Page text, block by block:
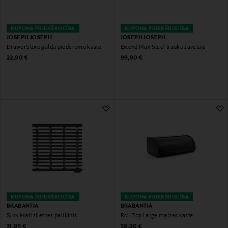
KUPONA PRIEKŠROCĪBA
JOSEPH JOSEPH
DrawerStore galda piederumu kaste
Original Price
22,90 €
KUPONA PRIEKŠROCĪBA
JOSEPH JOSEPH
Extend Max Steel trauku žāvētājs
Original Price
99,90 €
KUPONA PRIEKŠROCĪBA
BRABANTIA
Sink Mat izlietnes paliktnis
Original Price
31,95 €
KUPONA PRIEKŠROCĪBA
BRABANTIA
Roll Top Large maizes kaste
Original Price
59,90 €